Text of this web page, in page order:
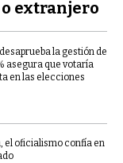
extranjero
la gestión de
asegura que votaría
en las elecciones
el oficialismo confía en